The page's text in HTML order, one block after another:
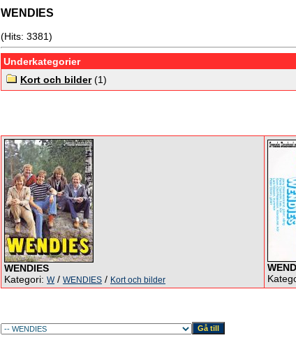
WENDIES
(Hits: 3381)
Underkategorier
Kort och bilder(1)
WENDIES
Kategori: W/ WENDIES / Kort och bilder